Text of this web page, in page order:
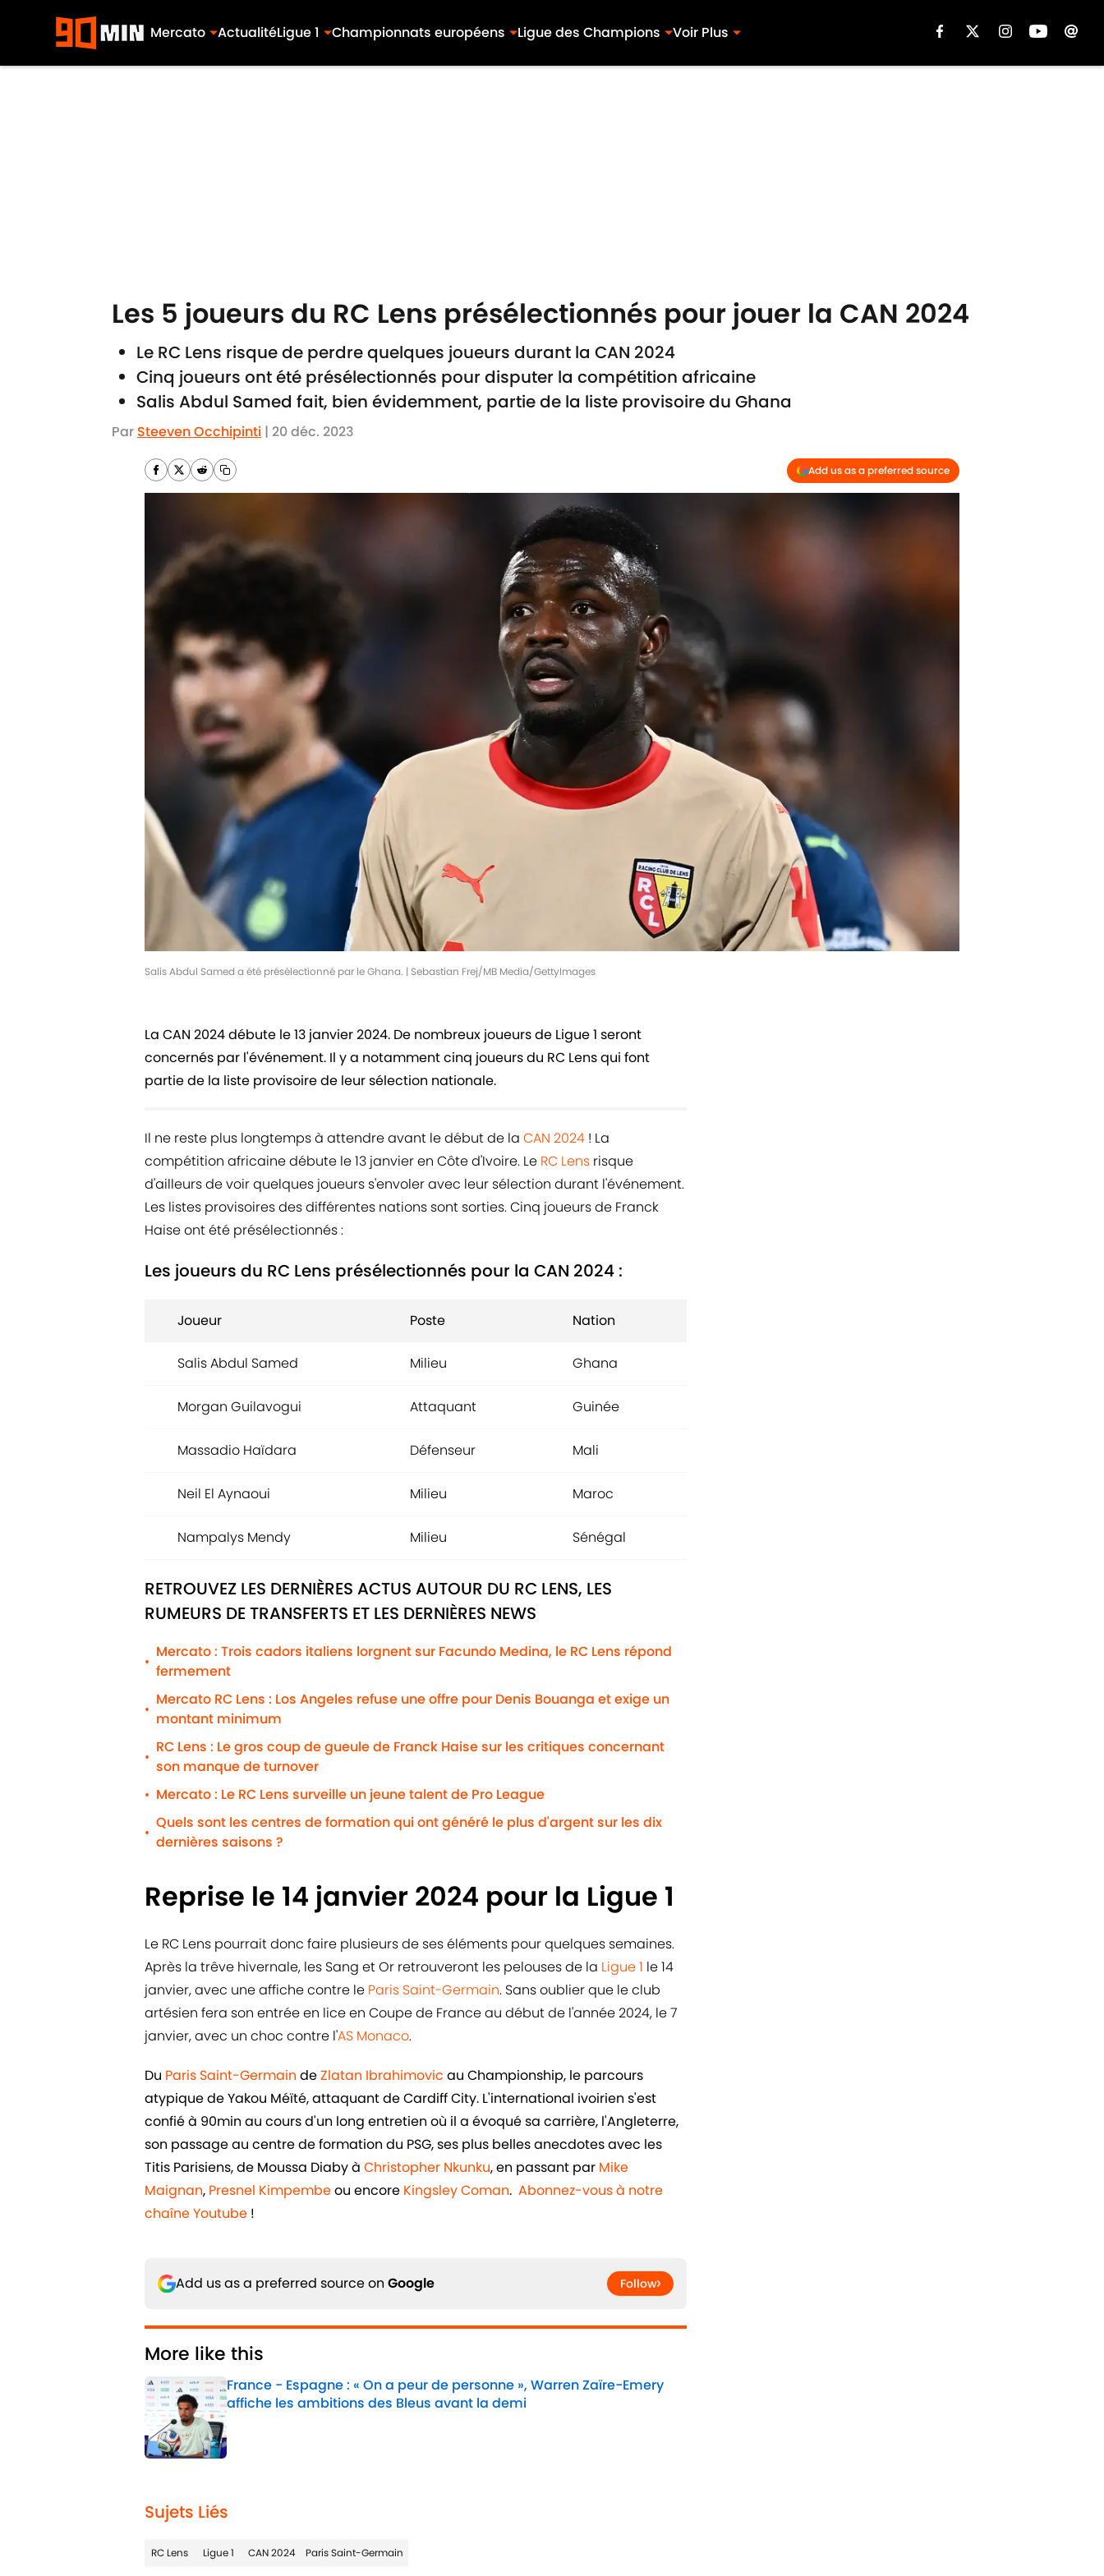
Mercato ActualitéLigue 1 Championnats européens Ligue des Champions Voir Plus
Les 5 joueurs du RC Lens présélectionnés pour jouer la CAN 2024
Le RC Lens risque de perdre quelques joueurs durant la CAN 2024
Cinq joueurs ont été présélectionnés pour disputer la compétition africaine
Salis Abdul Samed fait, bien évidemment, partie de la liste provisoire du Ghana
Par Steeven Occhipinti | 20 déc. 2023
Add us as a preferred source
Salis Abdul Samed a été présélectionné par le Ghana. | Sebastian Frej/MB Media/GettyImages
La CAN 2024 débute le 13 janvier 2024. De nombreux joueurs de Ligue 1 seront
concernés par l'événement. Il y a notamment cinq joueurs du RC Lens qui font
partie de la liste provisoire de leur sélection nationale.
Il ne reste plus longtemps à attendre avant le début de la CAN 2024 ! La
compétition africaine débute le 13 janvier en Côte d'Ivoire. Le RC Lens risque
d'ailleurs de voir quelques joueurs s'envoler avec leur sélection durant l'événement.
Les listes provisoires des différentes nations sont sorties. Cinq joueurs de Franck
Haise ont été présélectionnés :
Les joueurs du RC Lens présélectionnés pour la CAN 2024 :
Joueur Poste Nation
Salis Abdul Samed Milieu Ghana
Morgan Guilavogui Attaquant Guinée
Massadio Haïdara Défenseur Mali
Neil El Aynaoui Milieu Maroc
Nampalys Mendy Milieu Sénégal
RETROUVEZ LES DERNIÈRES ACTUS AUTOUR DU RC LENS, LES
RUMEURS DE TRANSFERTS ET LES DERNIÈRES NEWS
•
Mercato : Trois cadors italiens lorgnent sur Facundo Medina, le RC Lens répond
fermement
•
Mercato RC Lens : Los Angeles refuse une offre pour Denis Bouanga et exige un
montant minimum
•
RC Lens : Le gros coup de gueule de Franck Haise sur les critiques concernant
son manque de turnover
• Mercato : Le RC Lens surveille un jeune talent de Pro League
•
Quels sont les centres de formation qui ont généré le plus d'argent sur les dix
dernières saisons ?
Reprise le 14 janvier 2024 pour la Ligue 1
Le RC Lens pourrait donc faire plusieurs de ses éléments pour quelques semaines.
Après la trêve hivernale, les Sang et Or retrouveront les pelouses de la Ligue 1 le 14
janvier, avec une affiche contre le Paris Saint-Germain. Sans oublier que le club
artésien fera son entrée en lice en Coupe de France au début de l'année 2024, le 7
janvier, avec un choc contre l'AS Monaco.
Du Paris Saint-Germain deZlatan Ibrahimovic au Championship, le parcours
atypique de Yakou Méïté, attaquant de Cardiff City. L'international ivoirien s'est
confié à 90min au cours d'un long entretien où il a évoqué sa carrière, l'Angleterre,
son passage au centre de formation du PSG, ses plus belles anecdotes avec les
Titis Parisiens, de Moussa Diaby à Christopher Nkunku, en passant par Mike
Maignan, Presnel Kimpembeou encore Kingsley Coman. Abonnez-vous à notre
chaîne Youtube !
Add us as a preferred source on Google Follow
More like this
France - Espagne : « On a peur de personne », Warren Zaïre-Emery
affiche les ambitions des Bleus avant la demi
Sujets Liés
RC Lens Ligue 1 CAN 2024 Paris Saint-Germain